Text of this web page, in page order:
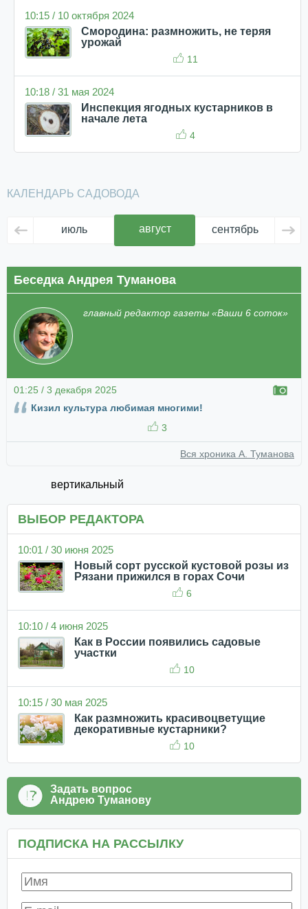
10:15 / 10 октября 2024
Смородина: размножить, не теряя
урожай
11
10:18 / 31 мая 2024
Инспекция ягодных кустарников в
начале лета
4
КАЛЕНДАРЬ САДОВОДА
июль август сентябрь
Беседка Андрея Туманова
главный редактор газеты «Ваши 6 соток»
01:25 / 3 декабря 2025
Кизил культура любимая многими!
3
Вся хроника А. Туманова
вертикальный
ВЫБОР РЕДАКТОРА
10:01 / 30 июня 2025
Новый сорт русской кустовой розы из
Рязани прижился в горах Сочи
6
10:10 / 4 июня 2025
Как в России появились садовые
участки
10
10:15 / 30 мая 2025
Как размножить красивоцветущие
декоративные кустарники?
10
Задать вопрос
Андрею Туманову
ПОДПИСКА НА РАССЫЛКУ